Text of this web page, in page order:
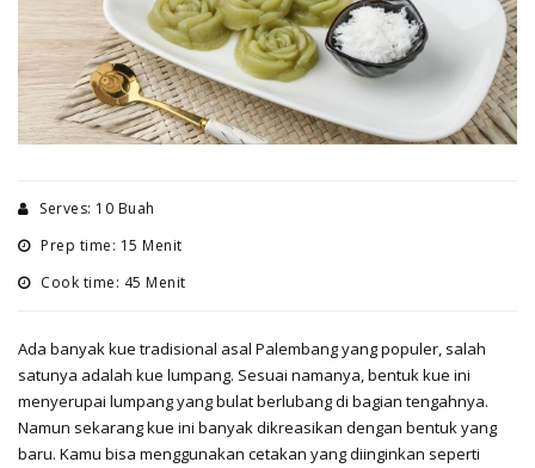
Serves: 10 Buah
Prep time: 15 Menit
Cook time: 45 Menit
Ada banyak kue tradisional asal Palembang yang populer, salah
satunya adalah kue lumpang. Sesuai namanya, bentuk kue ini
menyerupai lumpang yang bulat berlubang di bagian tengahnya.
Namun sekarang kue ini banyak dikreasikan dengan bentuk yang
baru. Kamu bisa menggunakan cetakan yang diinginkan seperti